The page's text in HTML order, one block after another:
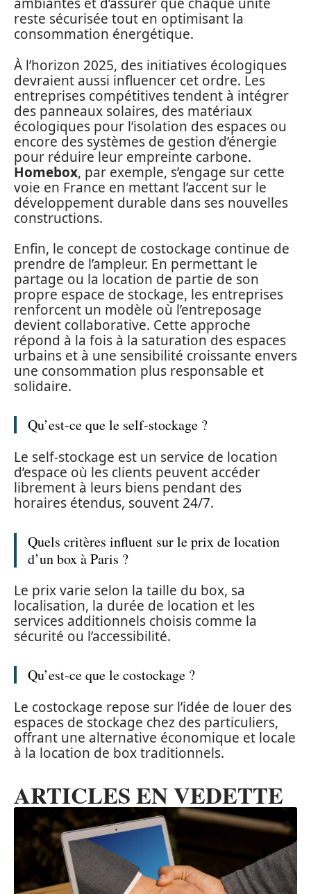
ambiantes et d’assurer que chaque unité
reste sécurisée tout en optimisant la
consommation énergétique.
À l’horizon 2025, des initiatives écologiques
devraient aussi influencer cet ordre. Les
entreprises compétitives tendent à intégrer
des panneaux solaires, des matériaux
écologiques pour l’isolation des espaces ou
encore des systèmes de gestion d’énergie
pour réduire leur empreinte carbone.
Homebox, par exemple, s’engage sur cette
voie en France en mettant l’accent sur le
développement durable dans ses nouvelles
constructions.
Enfin, le concept de costockage continue de
prendre de l’ampleur. En permettant le
partage ou la location de partie de son
propre espace de stockage, les entreprises
renforcent un modèle où l’entreposage
devient collaborative. Cette approche
répond à la fois à la saturation des espaces
urbains et à une sensibilité croissante envers
une consommation plus responsable et
solidaire.
Qu’est-ce que le self-stockage ?
Le self-stockage est un service de location
d’espace où les clients peuvent accéder
librement à leurs biens pendant des
horaires étendus, souvent 24/7.
Quels critères influent sur le prix de location
d’un box à Paris ?
Le prix varie selon la taille du box, sa
localisation, la durée de location et les
services additionnels choisis comme la
sécurité ou l’accessibilité.
Qu’est-ce que le costockage ?
Le costockage repose sur l’idée de louer des
espaces de stockage chez des particuliers,
offrant une alternative économique et locale
à la location de box traditionnels.
ARTICLES EN VEDETTE